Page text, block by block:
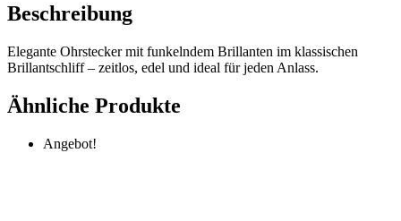
Beschreibung
Elegante Ohrstecker mit funkelndem Brillanten im klassischen
Brillantschliff – zeitlos, edel und ideal für jeden Anlass.
Ähnliche Produkte
Angebot!